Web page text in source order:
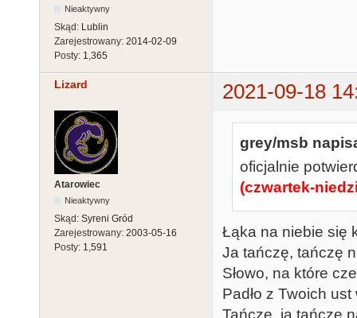
Nieaktywny
Skąd: Lublin
Zarejestrowany: 2014-02-09
Posty: 1,365
Lizard 2021-09-18
Atarowiec
Nieaktywny
Skąd: Syreni Gród
Zarejestrowany: 2003-05-16
Posty: 1,591
grey/msb
oficjalnie
(czwartek-
Łąka na niebie się
Ja tańczę, tańczę
Słowo, na które
Padło z Twoich
Tańczę, ja tańczę